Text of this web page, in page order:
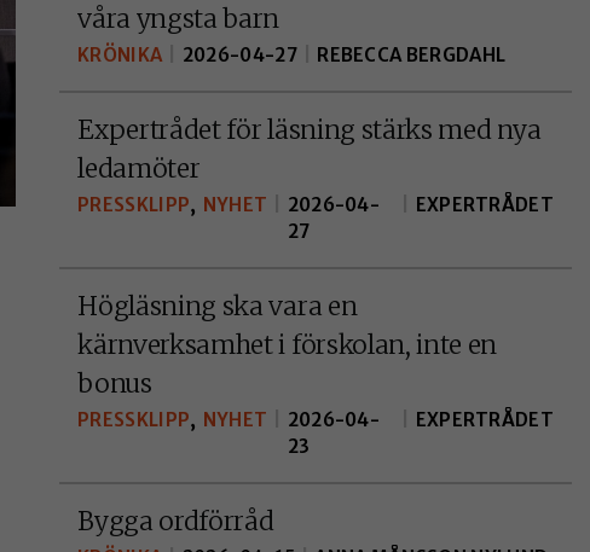
våra yngsta barn
REBECCA BERGDAHL
2026-04-27
KRÖNIKA
Expertrådet för läsning stärks med nya
ledamöter
EXPERTRÅDET
2026-04-
27
NYHET
,
PRESSKLIPP
Högläsning ska vara en
kärnverksamhet i förskolan, inte en
bonus
EXPERTRÅDET
2026-04-
23
NYHET
,
PRESSKLIPP
Bygga ordförråd